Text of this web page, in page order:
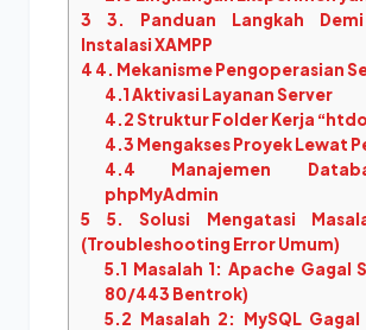
3 3. Panduan Langkah Demi
Instalasi XAMPP
4 4. Mekanisme Pengoperasian
4.1Aktivasi Layanan Server
4.2Struktur Folder Kerja
4.3 Mengakses Proyek Lewat
4.4 Manajemen
phpMyAdmin
5 5. Solusi Mengatasi
(Troubleshooting Error Umum)
5.1 Masalah 1: Apache Gagal
80/443 Bentrok)
5.2 Masalah 2: MySQL